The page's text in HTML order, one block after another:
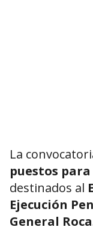
La
puestos
destinados al
Ejecución
General Roca